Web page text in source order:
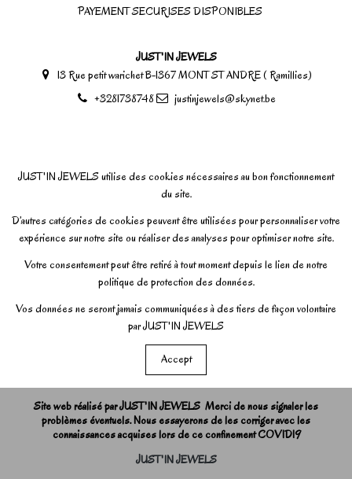
PAYEMENT SECURISES DISPONIBLES
JUST'IN JEWELS
13 Rue petit warichet B-1367 MONT ST ANDRE ( Ramillies)
+3281738748
justinjewels@skynet.be
JUST'IN JEWELS utilise des cookies nécessaires au bon fonctionnement
du site.
D’autres catégories de cookies peuvent être utilisées pour personnaliser votre
expérience sur notre site ou réaliser des analyses pour optimiser notre site.
Votre consentement peut être retiré à tout moment depuis le lien de notre
politique de protection des données.
Vos données ne seront jamais communiquées à des tiers de façon volontaire
par JUST'IN JEWELS
Accept
Site web réalisé par JUST'IN JEWELS Merci de nous signaler les
problèmes éventuels. Nous essayerons de les corriger avec les
connaissances acquises lors de ce confinement COVID19
JUST'IN JEWELS